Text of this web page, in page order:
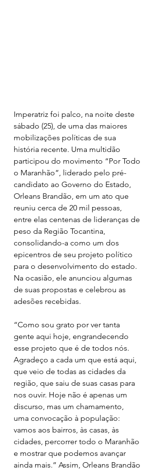
Imperatriz foi palco, na noite deste
sábado (25), de uma das maiores
mobilizações políticas de sua
história recente. Uma multidão
participou do movimento “Por Todo
o Maranhão”, liderado pelo pré-
candidato ao Governo do Estado,
Orleans Brandão, em um ato que
reuniu cerca de 20 mil pessoas,
entre elas centenas de lideranças de
peso da Região Tocantina,
consolidando-a como um dos
epicentros de seu projeto político
para o desenvolvimento do estado.
Na ocasião, ele anunciou algumas
de suas propostas e celebrou as
adesões recebidas.
“Como sou grato por ver tanta
gente aqui hoje, engrandecendo
esse projeto que é de todos nós.
Agradeço a cada um que está aqui,
que veio de todas as cidades da
região, que saiu de suas casas para
nos ouvir. Hoje não é apenas um
discurso, mas um chamamento,
uma convocação à população:
vamos aos bairros, às casas, às
cidades, percorrer todo o Maranhão
e mostrar que podemos avançar
ainda mais.” Assim, Orleans Brandão